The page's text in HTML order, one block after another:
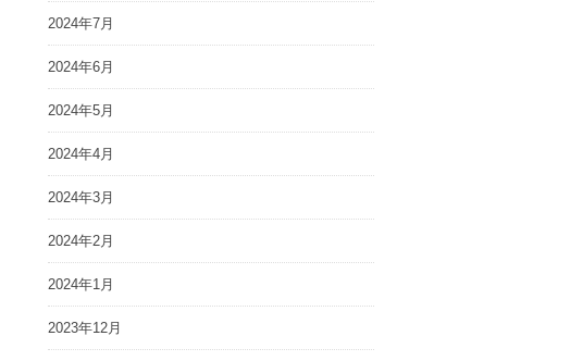
2024年7月
2024年6月
2024年5月
2024年4月
2024年3月
2024年2月
2024年1月
2023年12月